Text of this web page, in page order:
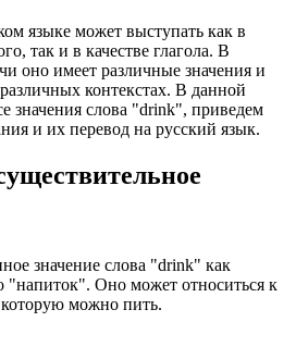
языке может выступать как в
так и в качестве глагола. В
оно имеет различные значения и
контекстах. В данной
значения слова "drink", приведем
и их перевод на русский язык.
значение слова "drink" как
"напиток". Оно может относиться к
можно пить.